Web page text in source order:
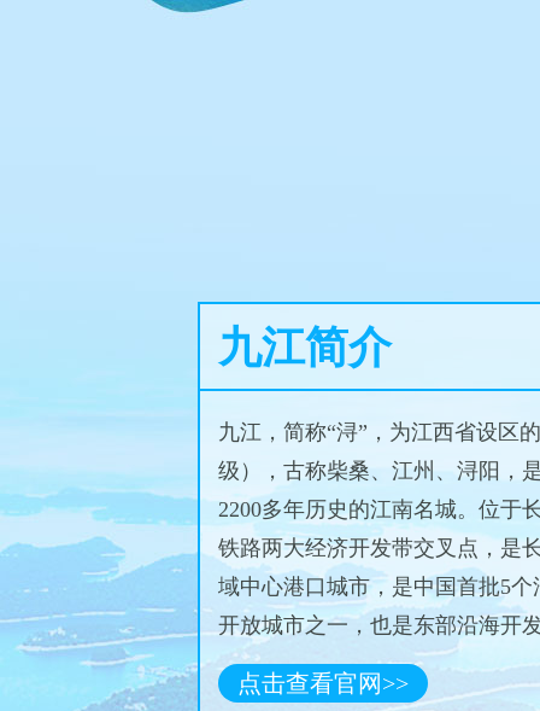
九江简介
九江，简称“浔”，为江西省设区
级），古称柴桑、江州、浔阳，
2200多年历史的江南名城。位于
铁路两大经济开发带交叉点，是
域中心港口城市，是中国首批5个
开放城市之一，也是东部沿海开
推进的过渡地带，号称”三江之口
衢“与”天下眉目之地“，有“江西
点击查看官网>>